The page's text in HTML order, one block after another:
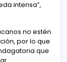
intensa”,
no estén
por lo que
que